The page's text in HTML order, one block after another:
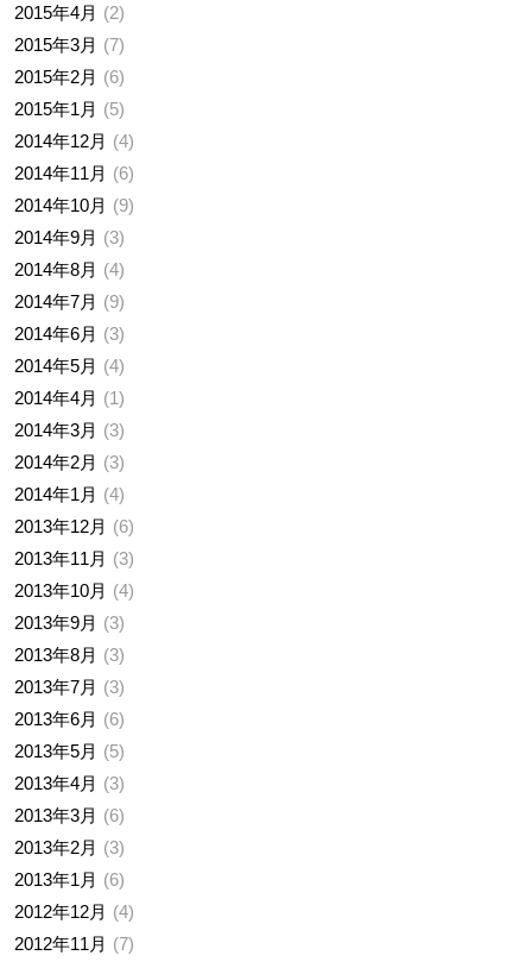
2015年4月
2
2015年3月
7
2015年2月
6
2015年1月
5
2014年12月
4
2014年11月
6
2014年10月
9
2014年9月
3
2014年8月
4
2014年7月
9
2014年6月
3
2014年5月
4
2014年4月
1
2014年3月
3
2014年2月
3
2014年1月
4
2013年12月
6
2013年11月
3
2013年10月
4
2013年9月
3
2013年8月
3
2013年7月
3
2013年6月
6
2013年5月
5
2013年4月
3
2013年3月
6
2013年2月
3
2013年1月
6
2012年12月
4
2012年11月
7